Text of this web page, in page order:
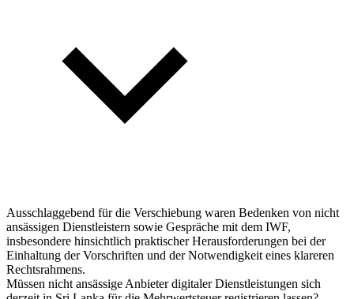
Ausschlaggebend für die Verschiebung waren Bedenken von nicht
ansässigen Dienstleistern sowie Gespräche mit dem IWF,
insbesondere hinsichtlich praktischer Herausforderungen bei der
Einhaltung der Vorschriften und der Notwendigkeit eines klareren
Rechtsrahmens.
Müssen nicht ansässige Anbieter digitaler Dienstleistungen sich